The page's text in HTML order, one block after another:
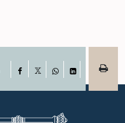
Facebook